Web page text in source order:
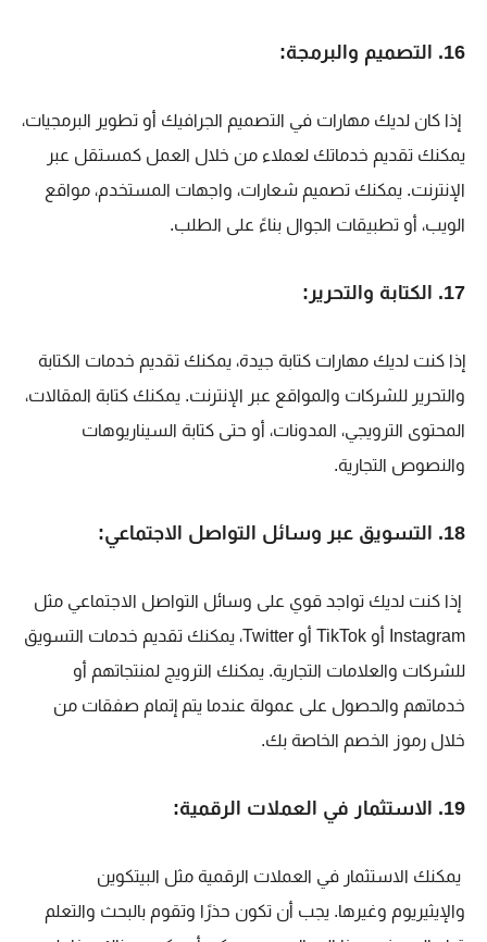
16. التصميم والبرمجة:
إذا كان لديك مهارات في التصميم الجرافيك أو تطوير البرمجيات،
يمكنك تقديم خدماتك لعملاء من خلال العمل كمستقل عبر
الإنترنت. يمكنك تصميم شعارات، واجهات المستخدم، مواقع
الويب، أو تطبيقات الجوال بناءً على الطلب.
17. الكتابة والتحرير:
إذا كنت لديك مهارات كتابة جيدة، يمكنك تقديم خدمات الكتابة
والتحرير للشركات والمواقع عبر الإنترنت. يمكنك كتابة المقالات،
المحتوى الترويجي، المدونات، أو حتى كتابة السيناريوهات
والنصوص التجارية.
18. التسويق عبر وسائل التواصل الاجتماعي:
إذا كنت لديك تواجد قوي على وسائل التواصل الاجتماعي مثل
Instagram أو TikTok أو Twitter، يمكنك تقديم خدمات التسويق
للشركات والعلامات التجارية. يمكنك الترويج لمنتجاتهم أو
خدماتهم والحصول على عمولة عندما يتم إتمام صفقات من
خلال رموز الخصم الخاصة بك.
19. الاستثمار في العملات الرقمية:
يمكنك الاستثمار في العملات الرقمية مثل البيتكوين
والإيثيريوم وغيرها. يجب أن تكون حذرًا وتقوم بالبحث والتعلم